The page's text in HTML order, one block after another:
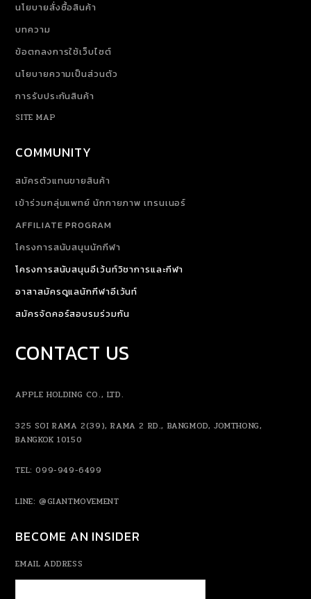
นโยบายสั่งซื้อสินค้า
บทความ
ข้อตกลงการใช้เว็บไซต์
นโยบายความเป็นส่วนตัว
การรับประกันสินค้า
SITE MAP
COMMUNITY
สมัครตัวแทนขายสินค้า
เข้าร่วมกลุ่มแพทย์ นักกายภาพ เทรนเนอร์
AFFILIATE PROGRAM
โครงการสนับสนุนนักกีฬา
โครงการสนับสนุนอีเว้นท์วิชาการและกีฬา
อาสาสมัครดูแลนักกีฬาอีเว้นท์
สมัครจัดคอร์สอบรมร่วมกัน
CONTACT US
APPLE HOLDING CO., LTD.
325 SOI RAMA 2(39), RAMA 2 RD., BANGMOD, JOMTHONG,
BANGKOK 10150
TEL: 099-949-6499
LINE: @GIANTMOVEMENT
BECOME AN INSIDER
EMAIL ADDRESS